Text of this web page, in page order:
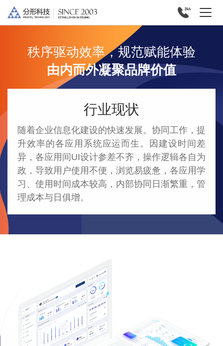
秩序驱动效率，规范赋能体验
由内而外凝聚品牌价值
行业现状
随着企业信息化建设的快速发展。协同工作，提
升效率的各应用系统应运而生。因建设时间差
异，各应用间UI设计参差不齐，操作逻辑各自为
政，导致用户使用不便，浏览易疲惫，各应用学
习、使用时间成本较高，内部协同日渐繁重，管
理成本与日俱增。